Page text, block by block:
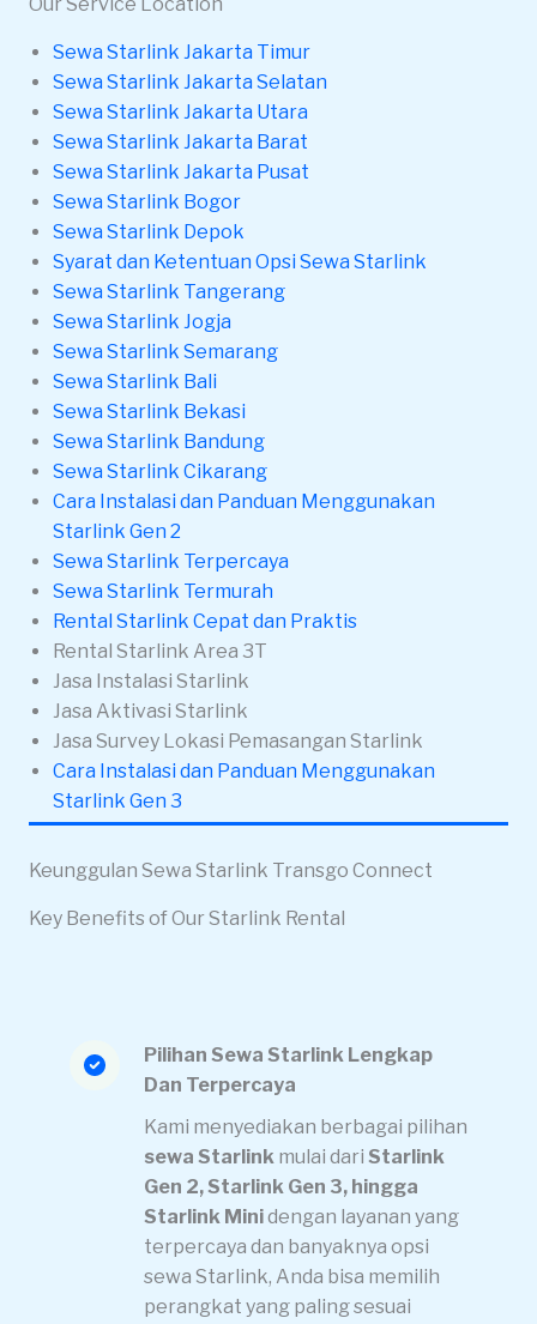
Sewa Starlink Jakarta Timur
Sewa Starlink Jakarta Selatan
Sewa Starlink Jakarta Utara
Sewa Starlink Jakarta Barat
Sewa Starlink Jakarta Pusat
Sewa Starlink Bogor
Sewa Starlink Depok
Syarat dan Ketentuan Opsi Sewa Starlink
Sewa Starlink Tangerang
Sewa Starlink Jogja
Sewa Starlink Semarang
Sewa Starlink Bali
Sewa Starlink Bekasi
Sewa Starlink Bandung
Sewa Starlink Cikarang
Cara Instalasi dan Panduan Menggunakan
Starlink Gen 2
Sewa Starlink Terpercaya
Sewa Starlink Termurah
Rental Starlink Cepat dan Praktis
Rental Starlink Area 3T
Jasa Instalasi Starlink
Jasa Aktivasi Starlink
Jasa Survey Lokasi Pemasangan Starlink
Cara Instalasi dan Panduan Menggunakan
Starlink Gen 3
Keunggulan Sewa Starlink Transgo Connect
Key Benefits of Our Starlink Rental
Pilihan Sewa Starlink Lengkap
Dan Terpercaya
Kami menyediakan berbagai pilihan
sewa Starlink mulai dari Starlink
Gen 2, Starlink Gen 3, hingga
Starlink Minidengan layanan yang
terpercaya dan banyaknya opsi
sewa Starlink, Anda bisa memilih
perangkat yang paling sesuai